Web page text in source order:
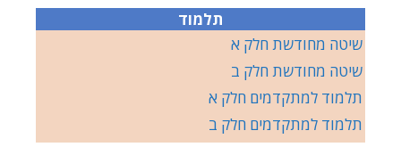
תלמוד
שיטה מחודשת חלק א
שיטה מחודשת חלק ב
תלמוד למתקדמים חלק א
תלמוד למתקדמים חלק ב